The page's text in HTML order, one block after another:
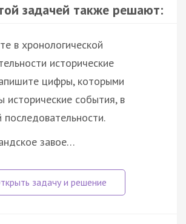
задачей также решают:
в хронологической
исторические
цифры, которыми
исторические события, в
последовательности.
завое…